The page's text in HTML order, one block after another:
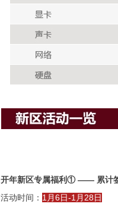
开年新区专属福利① —— 累计签
活动时间： 1月6日-1月28日